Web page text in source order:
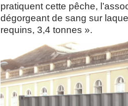
pratiquent cette pêche,
dégorgeant de sang sur
requins, 3,4 tonnes ».